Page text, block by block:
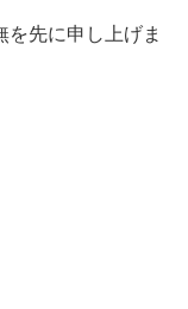
を先に申し上げま